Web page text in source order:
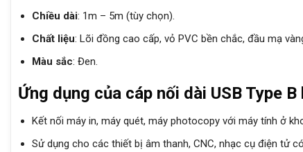
Chiều dài: 1m – 5m (tùy chọn).
Chất liệu: Lõi đồng cao cấp, vỏ PVC bền chắc, đầu mạ
Màu sắc: Đen.
Ứng dụng của cáp nối dài USB Type
Kết nối máy in, máy quét, máy photocopy với máy tính ở
Sử dụng cho các thiết bị âm thanh, CNC, nhạc cụ điện tử